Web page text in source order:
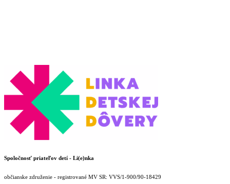
Spoločnosť priateľov detí - Li(e)nka
občianske združenie - registrované MV SR: VVS/1-900/90-18429